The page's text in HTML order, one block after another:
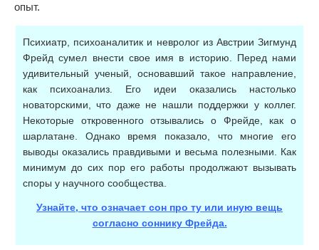
опыт.
Психиатр, психоаналитик и невролог из Австрии Зигмунд
Фрейд сумел внести свое имя в историю. Перед нами
удивительный ученый, основавший такое направление,
как психоанализ. Его идеи оказались настолько
новаторскими, что даже не нашли поддержки у коллег.
Некоторые откровенного отзывались о Фрейде, как о
шарлатане. Однако время показало, что многие его
выводы оказались правдивыми и весьма полезными. Как
минимум до сих пор его работы продолжают вызывать
споры у научного сообщества.
Узнайте, что означает сон про ту или иную вещь
согласно соннику Фрейда.